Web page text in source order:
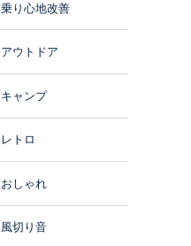
乗り心地改善
アウトドア
キャンプ
レトロ
おしゃれ
風切り音